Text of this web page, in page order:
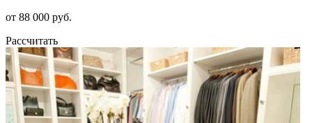
от 88 000 руб.
Рассчитать